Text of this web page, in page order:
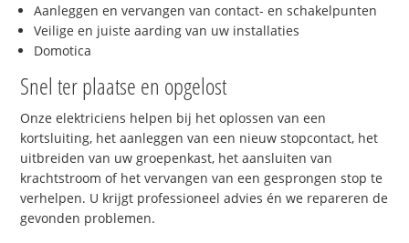
Aanleggen en vervangen van contact- en schakelpunten
Veilige en juiste aarding van uw installaties
Domotica
Snel ter plaatse en opgelost
Onze elektriciens helpen bij het oplossen van een
kortsluiting, het aanleggen van een nieuw stopcontact, het
uitbreiden van uw groepenkast, het aansluiten van
krachtstroom of het vervangen van een gesprongen stop te
verhelpen. U krijgt professioneel advies én we repareren de
gevonden problemen.